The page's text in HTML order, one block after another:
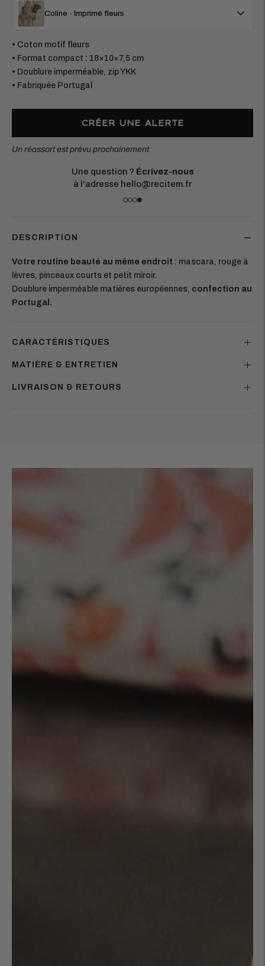
Coline - Imprimé fleurs
• Coton motif fleurs
• Format compact : 18×10×7,5 cm
• Doublure imperméable, zip YKK
• Fabriquée Portugal
CRÉER UNE ALERTE
Un réassort est prévu prochainement
Une question ? Écrivez-nous
à l'adresse hello@recitem.fr
DESCRIPTION
Votre routine beauté au même endroit : mascara, rouge à
lèvres, pinceaux courts et petit miroir.
Doublure imperméable matières européennes, confection au
Portugal.
CARACTÉRISTIQUES
MATIÈRE & ENTRETIEN
LIVRAISON & RETOURS
à